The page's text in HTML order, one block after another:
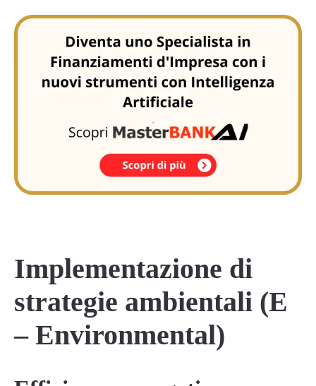
Implementazione di
strategie ambientali (E
– Environmental)